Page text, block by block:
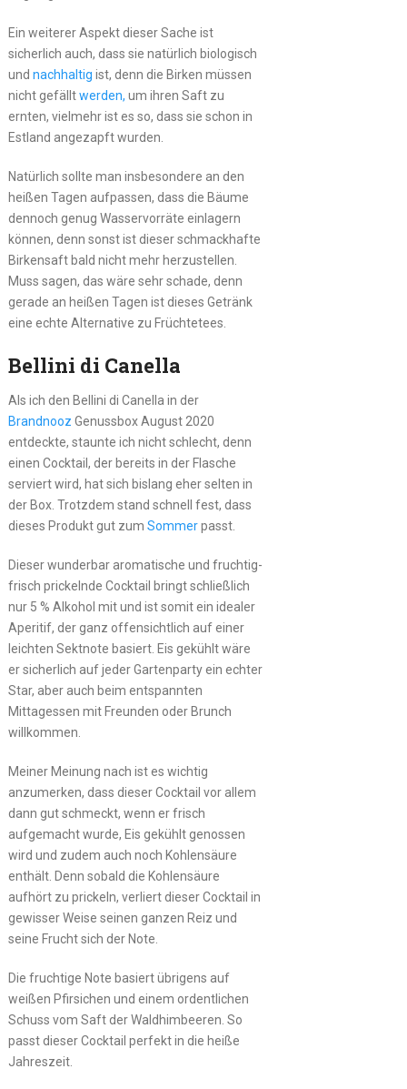
Ein weiterer Aspekt dieser Sache ist
sicherlich auch, dass sie natürlich biologisch
und nachhaltig ist, denn die Birken müssen
nicht gefälltwerden, um ihren Saft zu
ernten, vielmehr ist es so, dass sie schon in
Estland angezapft wurden.
Natürlich sollte man insbesondere an den
heißen Tagen aufpassen, dass die Bäume
dennoch genug Wasservorräte einlagern
können, denn sonst ist dieser schmackhafte
Birkensaft bald nicht mehr herzustellen.
Muss sagen, das wäre sehr schade, denn
gerade an heißen Tagen ist dieses Getränk
eine echte Alternative zu Früchtetees.
Bellini di Canella
Als ich den Bellini di Canella in der
Brandnooz Genussbox August 2020
entdeckte, staunte ich nicht schlecht, denn
einen Cocktail, der bereits in der Flasche
serviert wird, hat sich bislang eher selten in
der Box. Trotzdem stand schnell fest, dass
dieses Produkt gut zum Sommerpasst.
Dieser wunderbar aromatische und fruchtig-
frisch prickelnde Cocktail bringt schließlich
nur 5 % Alkohol mit und ist somit ein idealer
Aperitif, der ganz offensichtlich auf einer
leichten Sektnote basiert. Eis gekühlt wäre
er sicherlich auf jeder Gartenparty ein echter
Star, aber auch beim entspannten
Mittagessen mit Freunden oder Brunch
willkommen.
Meiner Meinung nach ist es wichtig
anzumerken, dass dieser Cocktail vor allem
dann gut schmeckt, wenn er frisch
aufgemacht wurde, Eis gekühlt genossen
wird und zudem auch noch Kohlensäure
enthält. Denn sobald die Kohlensäure
aufhört zu prickeln, verliert dieser Cocktail in
gewisser Weise seinen ganzen Reiz und
seine Frucht sich der Note.
Die fruchtige Note basiert übrigens auf
weißen Pfirsichen und einem ordentlichen
Schuss vom Saft der Waldhimbeeren. So
passt dieser Cocktail perfekt in die heiße
Jahreszeit.